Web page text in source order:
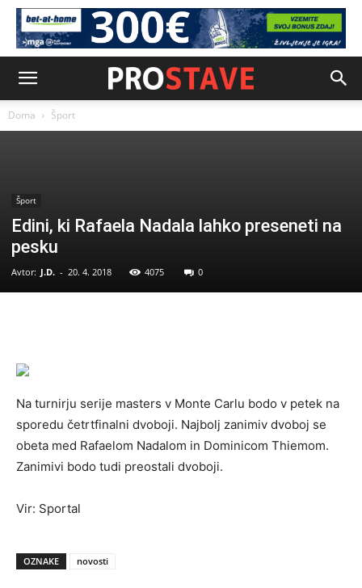
Doma Šport
Šport
Edini, ki Rafaela Nadala lahko preseneti na
pesku
Avtor: J.D. - 20. 4. 2018 4075 0
Na turnirju serije masters v Monte Carlu bodo v petek na
sporedu četrtfinalni dvoboji. Najbolj zanimiv dvoboj se
obeta med Rafaelom Nadalom in Dominicom Thiemom.
Zanimivi bodo tudi preostali dvoboji.
Vir: Sportal
OZNAKE novosti